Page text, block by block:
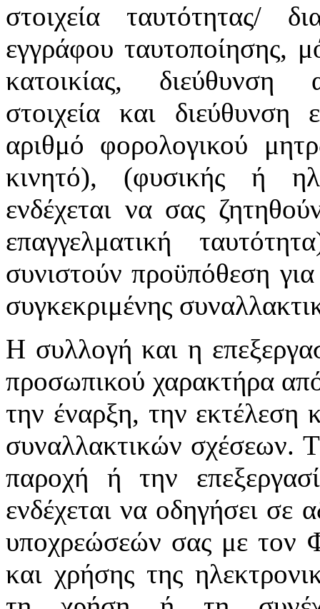
στοιχεία ταυτότητας/
εγγράφου ταυτοποίησης,
κατοικίας, διεύθυνση
στοιχεία και διεύθυνση
αριθμό φορολογικού
κινητό), (φυσικής ή
ενδέχεται να σας
επαγγελματική
συνιστούν προϋπόθεση
συγκεκριμένης
Η συλλογή και η
προσωπικού χαρακτήρα
την έναρξη, την εκτέλεση
συναλλακτικών σχέσεων.
παροχή ή την
ενδέχεται να οδηγήσει σε
υποχρεώσεών σας με τον
και χρήσης της